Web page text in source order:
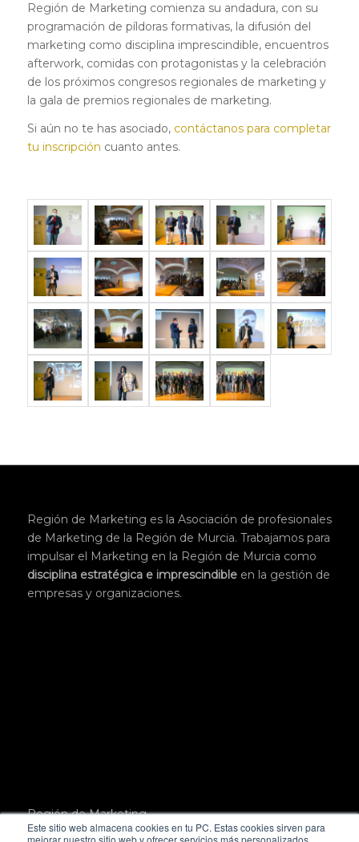
Este sitio web almacena cookies en tu PC. Estas cookies sirven para
mejorar nuestro sitio web y ofrecer servicios más personalizados,
Región de Marketing comienza su andadura, con su
programación de píldoras formativas, la difusión del
marketing como disciplina imprescindible, encuentros
afterwork, comidas con protagonistas y la celebración
de los próximos congresos regionales de marketing y
la gala de premios regionales de marketing.
Si aún no te has asociado, contáctanos para completar
tu inscripción cuanto antes.
Región de Marketing es la Asociación de profesionales
de Marketing de la Región de Murcia. Trabajamos para
impulsar el Marketing en la Región de Murcia como
disciplina estratégica e imprescindibleen la gestión de
empresas y organizaciones.
Región de Marketing.
Pl. San Julián, 3, 1º,